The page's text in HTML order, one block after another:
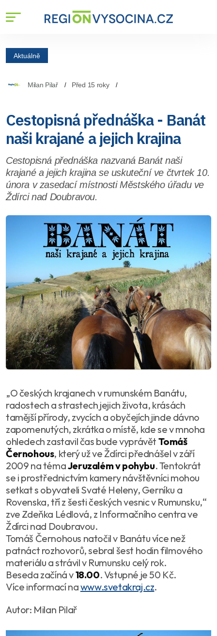
Aktuálně
Milan Pilař Před 15 roky
Cestopisná přednáška - Banát
naši krajané a jejich krajina
Cestopisná přednáška nazvaná Banát naši
krajané a jejich krajina se uskuteční ve čtvrtek 10.
února v zasedací místnosti Městského úřadu ve
Ždírci nad Doubravou.
„O českých krajanech v rumunském Banátu,
radostech a strastech jejich života, krásách
tamější přírody, zvycích a obyčejích jinde dávno
zapomenutých, zkrátka o místě, kde se v mnoha
ohledech zastavil čas bude vyprávět Tomáš
Černohous, který už ve Ždírci přednášel v září
2009 na témaJeruzalém v pohybu. Tentokrát
se i prostřednictvím kamery návštěvníci mohou
setkat s obyvateli Svaté Heleny, Gerníku a
Rovenska, tří z šesti českých vesnic v Rumunsku,“
zve Zdeňka Lédlová, z Informačního centra ve
Ždírci nad Doubravou.
Tomáš Černohous natočil v Banátu více než
patnáct rozhovorů, sebral šest hodin filmového
materiálu a strávil v Rumunsku celý rok.
Beseda začíná v18.00. Vstupné je 50 Kč.
Více informací nawww.svetakraj.cz.
Autor: Milan Pilař